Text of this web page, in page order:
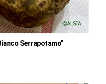
Serrapotamo”